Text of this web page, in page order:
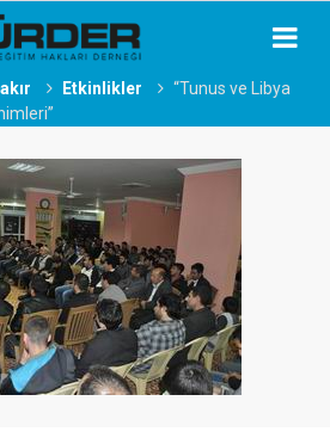
Etkinlikler
“Tunus ve Libya